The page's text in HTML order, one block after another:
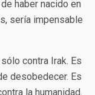
haber nacido en
sería impensable
contra Irak. Es
desobedecer. Es
la humanidad.